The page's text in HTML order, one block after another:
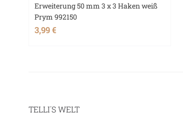
Erweiterung 50 mm 3 x 3 Haken weiß
Prym 992150
3,99 €
TELLI´S WELT